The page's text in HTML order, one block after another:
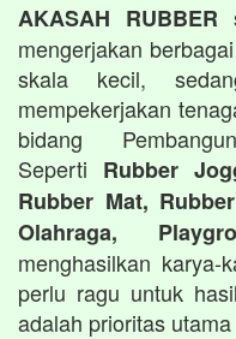
AKASAH RUBBER
mengerjakan
skala kecil,
mempekerjakan
bidang
Seperti Rubber
Rubber Mat,
Olahraga,
menghasilkan
perlu ragu untuk
adalah prioritas